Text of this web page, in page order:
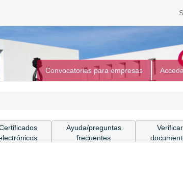
Convocatorias para empresas
Ayuda/preguntas
frecuentes
Verificar